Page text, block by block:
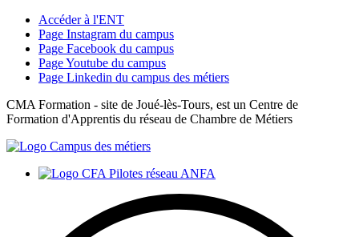
Accéder à l'ENT
Page Instagram du campus
Page Facebook du campus
Page Youtube du campus
Page Linkedin du campus des métiers
CMA Formation - site de Joué-lès-Tours, est un Centre de
Formation d'Apprentis du réseau de Chambre de Métiers